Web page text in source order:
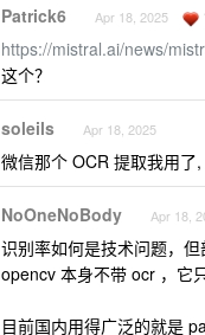
Patrick6 Apr 18, 2025
https://mistral.ai/news/
这个？
soleils Apr 18, 2025
微信那个 OCR 提取我用了
NoOneNoBody Apr 18,
识别率如何是技术问题，
opencv 本身不带 ocr ，它
目前国内用得广泛的就是